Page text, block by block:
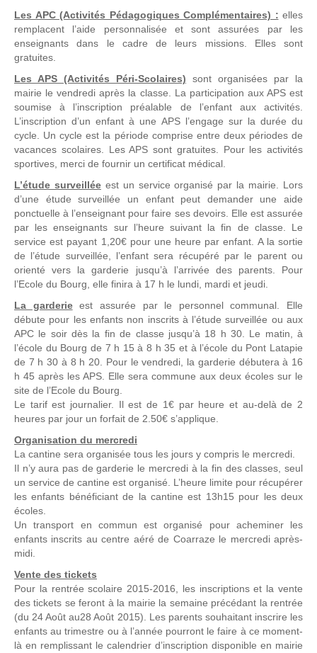
Les APC (Activités Pédagogiques Complémentaires) : elles
remplacent l’aide personnalisée et sont assurées par les
enseignants dans le cadre de leurs missions. Elles sont
gratuites.
Les APS (Activités Péri-Scolaires) sont organisées par la
mairie le vendredi après la classe. La participation aux APS est
soumise à l’inscription préalable de l’enfant aux activités.
L’inscription d’un enfant à une APS l’engage sur la durée du
cycle. Un cycle est la période comprise entre deux périodes de
vacances scolaires. Les APS sont gratuites. Pour les activités
sportives, merci de fournir un certificat médical.
L’étude surveilléeest un service organisé par la mairie. Lors
d’une étude surveillée un enfant peut demander une aide
ponctuelle à l’enseignant pour faire ses devoirs. Elle est assurée
par les enseignants sur l’heure suivant la fin de classe. Le
service est payant 1,20€ pour une heure par enfant. A la sortie
de l’étude surveillée, l’enfant sera récupéré par le parent ou
orienté vers la garderie jusqu’à l’arrivée des parents. Pour
l’Ecole du Bourg, elle finira à 17 h le lundi, mardi et jeudi.
La garderieest assurée par le personnel communal. Elle
débute pour les enfants non inscrits à l’étude surveillée ou aux
APC le soir dès la fin de classe jusqu’à 18 h 30. Le matin, à
l’école du Bourg de 7 h 15 à 8 h 35 et à l’école du Pont Latapie
de 7 h 30 à 8 h 20. Pour le vendredi, la garderie débutera à 16
h 45 après les APS. Elle sera commune aux deux écoles sur le
site de l’Ecole du Bourg.
Le tarif est journalier. Il est de 1€ par heure et au-delà de 2
heures par jour un forfait de 2.50€ s’applique.
Organisation du mercredi
La cantine sera organisée tous les jours y compris le mercredi.
Il n’y aura pas de garderie le mercredi à la fin des classes, seul
un service de cantine est organisé. L’heure limite pour récupérer
les enfants bénéficiant de la cantine est 13h15 pour les deux
écoles.
Un transport en commun est organisé pour acheminer les
enfants inscrits au centre aéré de Coarraze le mercredi après-
midi.
Vente des tickets
Pour la rentrée scolaire 2015-2016, les inscriptions et la vente
des tickets se feront à la mairie la semaine précédant la rentrée
(du 24 Août au28 Août 2015). Les parents souhaitant inscrire les
enfants au trimestre ou à l’année pourront le faire à ce moment-
là en remplissant le calendrier d’inscription disponible en mairie